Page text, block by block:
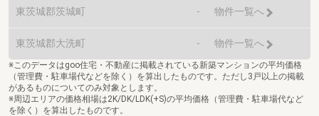
東茨城郡茨城町 - 物件一覧へ
東茨城郡大洗町 - 物件一覧へ
※このデータはgoo住宅・不動産に掲載されている新築マンションの平均価格
（管理費・駐車場代などを除く）を算出したものです。ただし3戸以上の掲載
があるものについてのみ対象とします。
※周辺エリアの価格相場は2K/DK/LDK(+S)の平均価格（管理費・駐車場代など
を除く）を算出したものです。